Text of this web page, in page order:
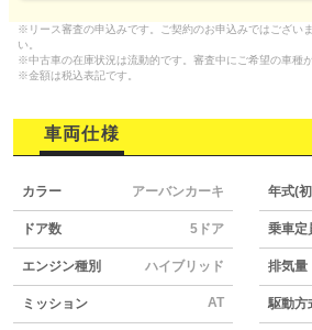
※リース審査の申込みです。ご契約のお申込みではござい
い。
※中古車の在庫状況は流動的です。審査中にご希望の車種
※金額は税込表記です。
車両仕様
カラー アーバンカーキ 年式(
ドア数 5ドア 乗車定
エンジン種別 ハイブリッド 排気量
ミッション AT 駆動方